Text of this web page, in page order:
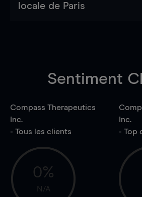
locale de Paris
Sentiment
Compass Therapeutics
Inc.
- Tous les clients
0%
N/A
Inc.
- Top